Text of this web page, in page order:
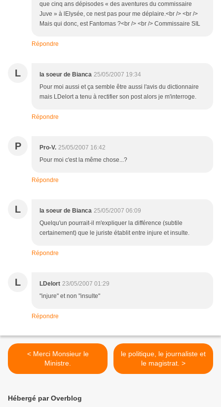
que cinq ans dépisodes « des aventures du commissaire
Juve » à lElysée, ce nest pas pour me déplaire.<br /> <br />
Mais qui donc, est Fantomas ?<br /> <br /> Commissaire SIL
Répondre
L la soeur de Bianca 25/05/2007 19:34
Pour moi aussi et ça semble être aussi l'avis du dictionnaire
mais LDelort a tenu à rectifier son post alors je m'interroge.
Répondre
P Pro-V. 25/05/2007 16:42
Pour moi c'est la même chose...?
Répondre
L la soeur de Bianca 25/05/2007 06:09
Quelqu'un pourrait-il m'expliquer la différence (subtile
certainement) que le juriste établit entre injure et insulte.
Répondre
L LDelort 23/05/2007 01:29
"injure" et non "insulte"
Répondre
< Merci Monsieur le
Ministre.
le politique, le journaliste et
le magistrat. >
Hébergé par Overblog